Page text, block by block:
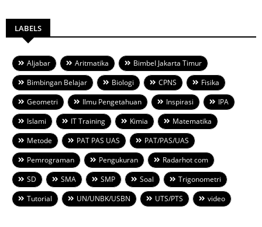
LABELS
Aljabar Aritmatika
Bimbel Jakarta Timur
Bimbingan Belajar
Biologi CPNS
Fisika
Geometri
Ilmu Pengetahuan Inspirasi
IPA
Islami
IT Training Kimia
Matematika
Metode
PAT PAS UAS
PAT/PAS/UAS
Pemrograman
Pengukuran
Radarhot com
SD
SMA SMP Soal
Trigonometri
Tutorial
UN/UNBK/USBN UTS/PTS video